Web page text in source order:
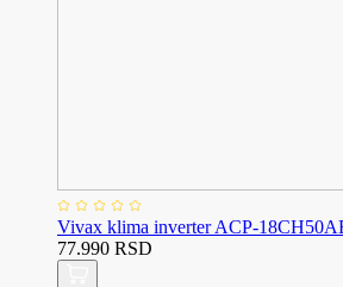
Vivax klima inverter ACP-
77.990 RSD